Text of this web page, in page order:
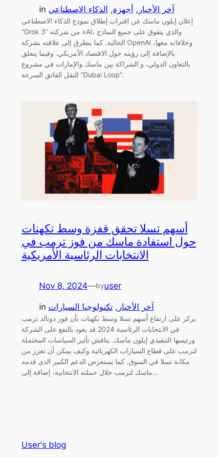
in آخر الأخبار , أجهزة, الذكاء الاصطناعي
إعلان إيلون ماسك عن اقتراب إطلاق نموذج الذكاء الاصطناعي
“Grok 3” من شركته xAI، والذي يتفوق على جميع النماذج
الحالية. كما يتطرق إلى علاقته بشركة OpenAI وخلافاته معها،
بالإضافة إلى رؤيته حول الاقتصاد الأمريكي. وفيما يتعلق
بالتعاون الدولي، و الشراكة بين ماسك والإمارات في مشروع
النقل الفائق السرعة “Dubai Loop”.
أسهم تسلا تحقق قفزة وسط تكهنات
حول استفادة ماسك من فوز ترمب في
الانتخابات الرئاسية الأمريكية
Nov 8, 2024—byuser
in آخر الأخبار , تكنولوجيا السيارات
يركز على ارتفاع أسهم تسلا وسط تكهنات بأن فوز دونالد ترمب
في الانتخابات الرئاسية 2024 قد يعود بالنفع على الشركة
ورئيسها التنفيذي إيلون ماسك. يناقش تأثير السياسات المحتملة
لترمب على قطاع السيارات الكهربائية وكيف يمكن أن تعزز من
مكانة تسلا في السوق. كما يستعرض الدعم الكبير الذي قدمه
ماسك لترمب خلال حملته الانتخابية، إضافة إلى…
User's blog